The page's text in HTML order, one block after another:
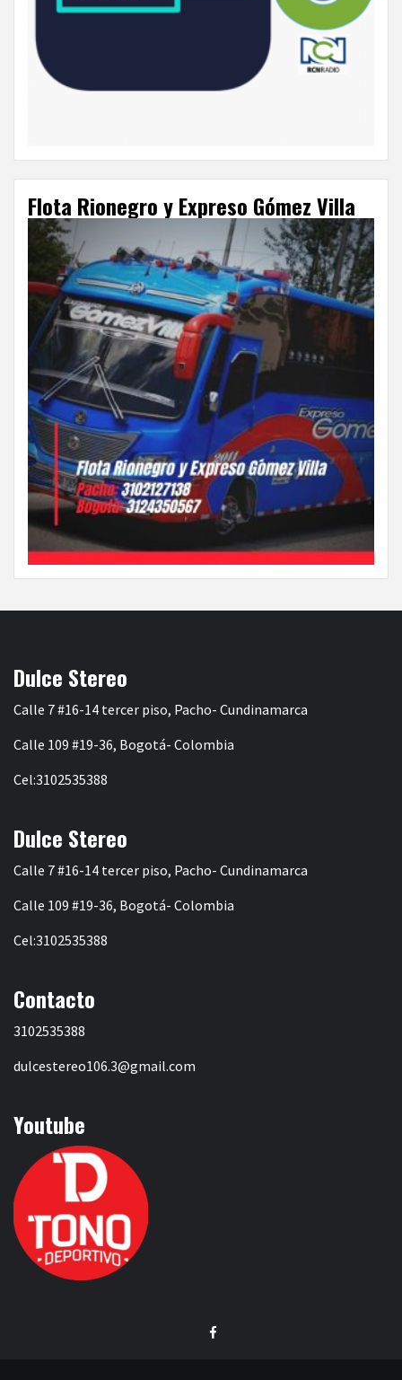
Flota Rionegro y Expreso Gómez Villa
Dulce Stereo
Calle 7 #16-14 tercer piso, Pacho- Cundinamarca
Calle 109 #19-36, Bogotá- Colombia
Cel:3102535388
Dulce Stereo
Calle 7 #16-14 tercer piso, Pacho- Cundinamarca
Calle 109 #19-36, Bogotá- Colombia
Cel:3102535388
Contacto
3102535388
dulcestereo106.3@gmail.com
Youtube
Facebook